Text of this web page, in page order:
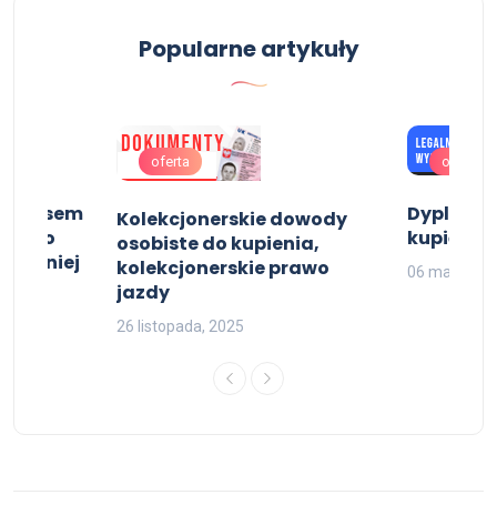
Popularne artykuły
wpisem
średniej
oferta
Kolekcjonerskie dowody
osobiste do kupienia,
kolekcjonerskie prawo
jazdy
26 listopada, 2025
oferta
Dyplom
kupić
06 marca,